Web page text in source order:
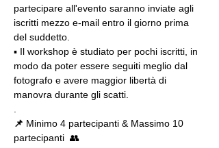
partecipare all'evento saranno inviate agli
iscritti mezzo e-mail entro il giorno prima
del suddetto.
▪️ Il workshop è studiato per pochi iscritti, in
modo da poter essere seguiti meglio dal
fotografo e avere maggior libertà di
manovra durante gli scatti.
📌 Minimo 4 partecipanti & Massimo 10
partecipanti  👥